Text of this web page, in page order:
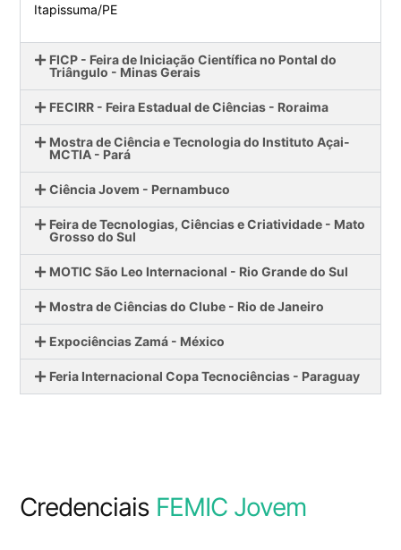
Itapissuma/PE
FICP - Feira de Iniciação Científica no Pontal do
Triângulo - Minas Gerais
FECIRR - Feira Estadual de Ciências - Roraima
Mostra de Ciência e Tecnologia do Instituto Açai-
MCTIA - Pará
Ciência Jovem - Pernambuco
Feira de Tecnologias, Ciências e Criatividade - Mato
Grosso do Sul
MOTIC São Leo Internacional - Rio Grande do Sul
Mostra de Ciências do Clube - Rio de Janeiro
Expociências Zamá - México
Feria Internacional Copa Tecnociências - Paraguay
Credenciais FEMIC Jovem